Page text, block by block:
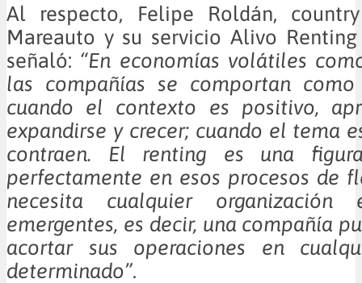
Al respecto, Felipe Roldán,
Mareauto y su servicio Alivo
señaló: “En economías volátiles
las compañías se comportan como
cuando el contexto es positivo,
expandirse y crecer; cuando el tema
contraen. El renting es una
perfectamente en esos procesos de
necesita cualquier organización
emergentes, es decir, una compañía
acortar sus operaciones en
determinado”.